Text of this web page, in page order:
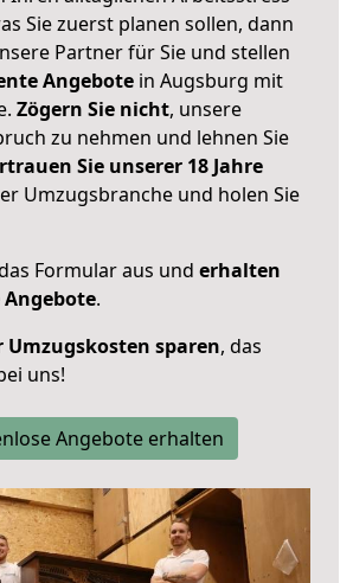
Sie zuerst planen sollen, dann
Partner für Sie und stellen
Angebote in Augsburg mit
Zögern Sie nicht, unsere
zu nehmen und lehnen Sie
Sie unserer 18 Jahre
Umzugsbranche und holen Sie
Formular aus und erhalten
Angebote.
Umzugskosten sparen, das
uns!
Angebote erhalten